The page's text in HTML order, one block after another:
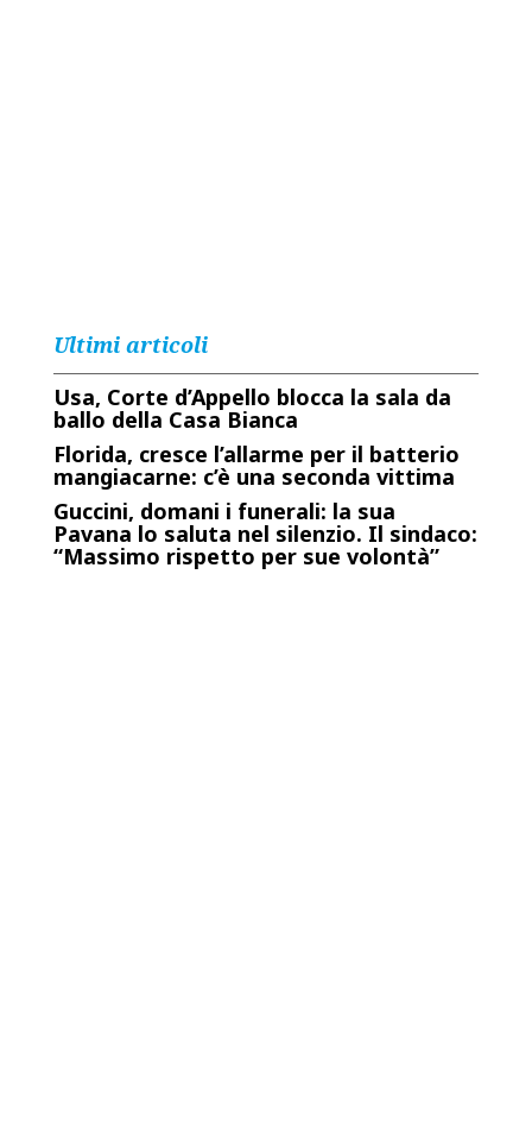
Ultimi articoli
Usa, Corte d’Appello blocca la sala da
ballo della Casa Bianca
Florida, cresce l’allarme per il batterio
mangiacarne: c’è una seconda vittima
Guccini, domani i funerali: la sua
Pavana lo saluta nel silenzio. Il sindaco:
“Massimo rispetto per sue volontà”